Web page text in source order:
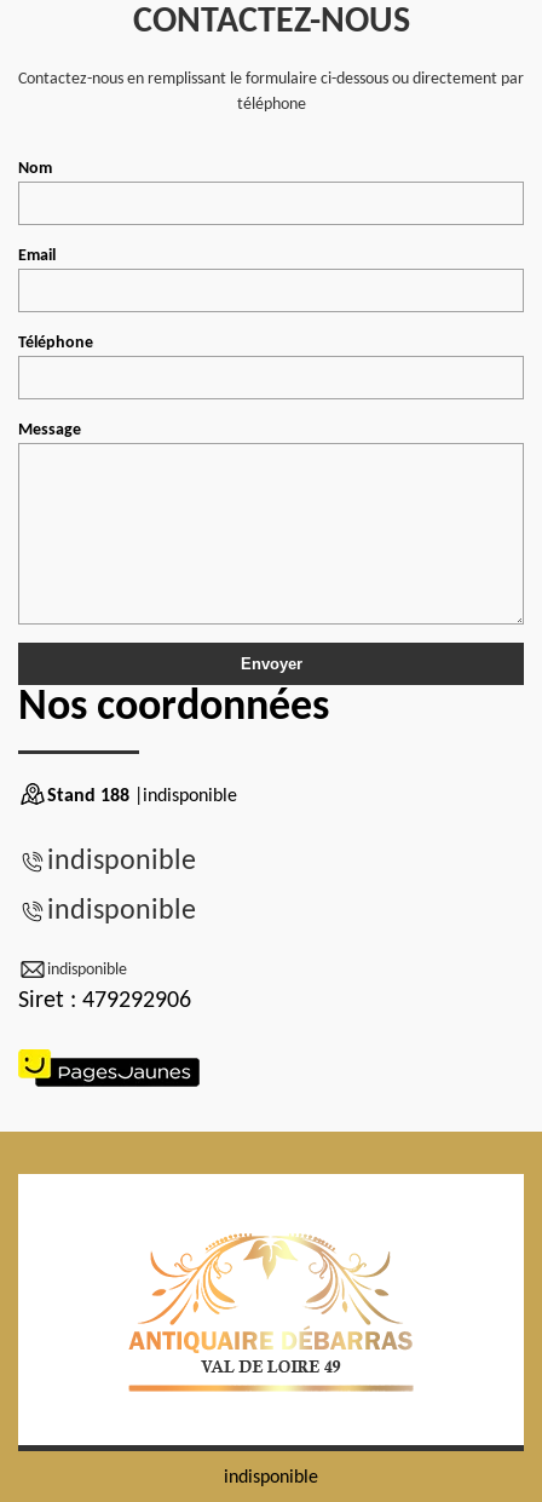
CONTACTEZ-NOUS
Contactez-nous en remplissant le formulaire ci-dessous ou directement par
téléphone
Nom
Email
Téléphone
Message
Nos coordonnées
Stand 188 |indisponible
indisponible
indisponible
indisponible
Siret : 479292906
indisponible